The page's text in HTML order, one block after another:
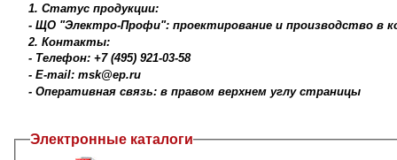
1. Статус продукции:
- ЩО "Электро-Профи": проектирование и производство в
2. Контакты:
- Телефон: +7 (495) 921-03-58
- E-mail: msk@ep.ru
- Оперативная связь: в правом верхнем углу страницы
Электронные каталоги